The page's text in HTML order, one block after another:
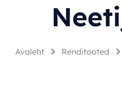
Avaleht Renditooted